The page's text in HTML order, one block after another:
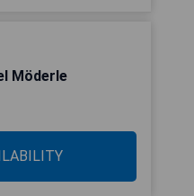
Möderle